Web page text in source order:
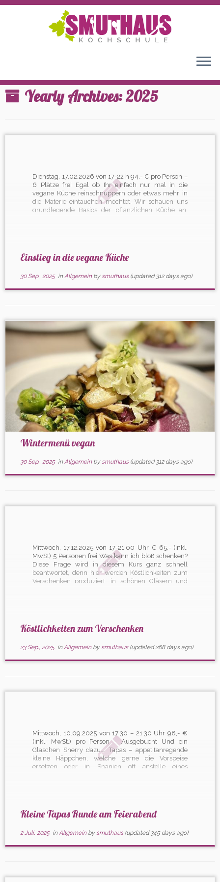
Yearly Archives:2025
Dienstag, 17.02.2026 von 17-22 h 94,- € pro Person –
6 Plätze frei Egal ob Ihr einfach nur mal in die
vegane Küche reinschnuppern oder etwas mehr in
die Materie eintauchen möchtet. Wir schauen uns
grundlegende Basics der pflanzlichen Küche an.
Einstieg in die vegane Küche
30 Sep., 2025inAllgemein by smuthaus(updated 312 days ago)
Wintermenü vegan
30 Sep., 2025inAllgemein by smuthaus(updated 312 days ago)
Mittwoch, 17.12.2025 von 17-21:00 Uhr € 65,- (inkl.
MwSt) 5 Personen frei Was kann ich bloß schenken?
Diese Frage wird in diesem Kurs ganz schnell
beantwortet, denn hier werden Köstlichkeiten zum
Verschenken produziert, in schönen Gläsern und
Köstlichkeiten zum Verschenken
23 Sep., 2025inAllgemein by smuthaus(updated 268 days ago)
Mittwoch, 10.09.2025 von 17:30 – 21:30 Uhr 98,- €
(inkl. MwSt.) pro Person – Ausgebucht Und ein
Gläschen Sherry dazu…. Tapas – appetitanregende
kleine Häppchen, welche gerne die Vorspeise
ersetzen oder in Spanien oft anstelle eines
Kleine Tapas Runde am Feierabend
2 Juli, 2025inAllgemein by smuthaus(updated 345 days ago)